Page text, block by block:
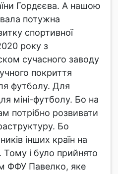
Гордєєва. А нашою
потужна
спортивної
року з
сучасного заводу
покриття
футболу. Для
міні-футболу. Бо на
потрібно розвивати
Бо
інших країн на
Тому і було прийнято
ФФУ Павелко, яке